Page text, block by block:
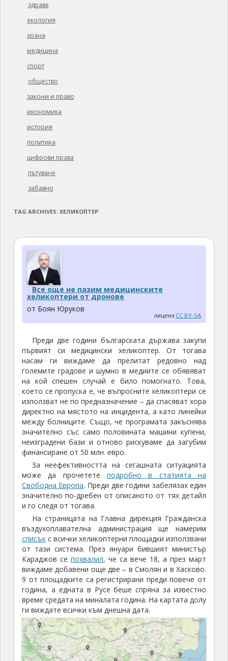
здраве
екология
храна
медицина
спорт
общество
закони и право
икономика
история
политика
цифрови права
пътуване
забавно
TAG ARCHIVES: ХЕЛИКОПТЕР
Все още не пазим медицинските
хеликоптери от дронове
от Боян Юруков
лиценз CC BY-SA
Преди две години българската държава закупи
първият си медицински хеликоптер. От тогава
насам ги виждаме да прелитат редовно над
големите градове и шумно в медиите се обявяват
на кой спешен случай е било помогнато. Това,
което се пропуска е, че въпросните хеликоптери се
използват не по предназначение – да спасяват хора
директно на мястото на инцидента, а като линейки
между болниците. Също, че програмата закъснява
значително със само половината машини купени,
неизградени бази и отново рискуваме да загубим
финансиране от 50 млн. евро.
За неефективността на сегашната ситуацията
може да прочетете подробно в статията на
Свободна Европа. Преди две години забелязах един
значително по-дребен от описаното от тях детайл
и го следя от тогава.
На страницата на Главна дирекция Гражданска
въздухоплавателна администрация ще намерим
списъкс всички хеликоптерни площадки използвани
от тази система. През януари бившият министър
Караджов се похвалил, че са вече 18, а през март
виждаме добавени още две – в Смолян и в Хасково.
9 от площадките са регистрирани преди повече от
година, а едната в Русе беше спряна за известно
време средата на миналата година. На картата долу
ги виждате всички към днешна дата.